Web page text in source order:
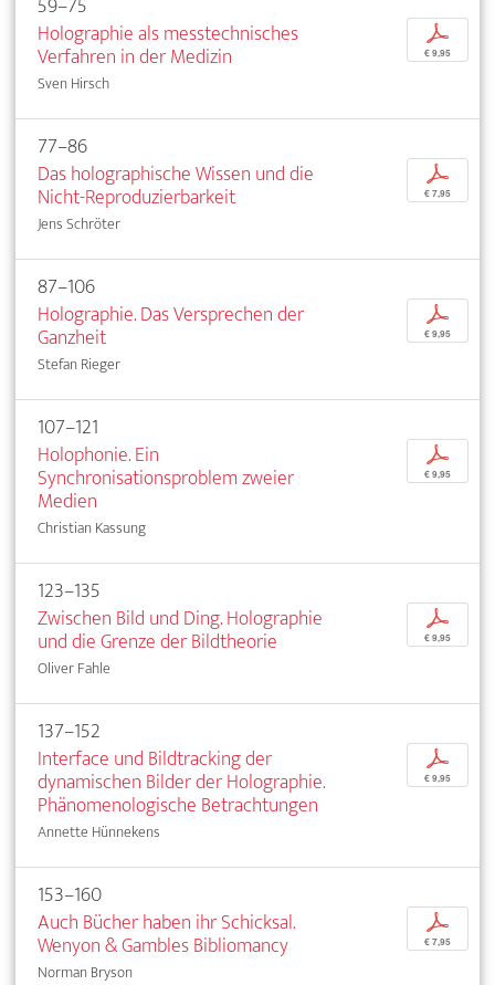
Holographie als messtechnisches
Verfahren in der Medizin
Sven Hirsch
p
€ 9,95
77–86
Das holographische Wissen und die
Nicht-Reproduzierbarkeit
Jens Schröter
p
€ 7,95
87–106
Holographie. Das Versprechen der
Ganzheit
Stefan Rieger
p
€ 9,95
107–121
Holophonie. Ein
Synchronisationsproblem zweier
Medien
Christian Kassung
p
€ 9,95
123–135
Zwischen Bild und Ding. Holographie
und die Grenze der Bildtheorie
Oliver Fahle
p
€ 9,95
137–152
Interface und Bildtracking der
dynamischen Bilder der Holographie.
Phänomenologische Betrachtungen
Annette Hünnekens
p
€ 9,95
153–160
Auch Bücher haben ihr Schicksal.
Wenyon & Gambles Bibliomancy
Norman Bryson
p
€ 7,95